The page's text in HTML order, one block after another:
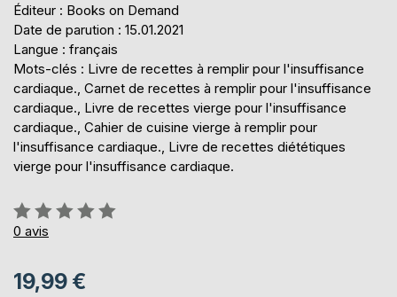
Éditeur : Books on Demand
Date de parution : 15.01.2021
Langue : français
Mots-clés : Livre de recettes à remplir pour l'insuffisance
cardiaque., Carnet de recettes à remplir pour l'insuffisance
cardiaque., Livre de recettes vierge pour l'insuffisance
cardiaque., Cahier de cuisine vierge à remplir pour
l'insuffisance cardiaque., Livre de recettes diététiques
vierge pour l'insuffisance cardiaque.
Évaluation:
0%
0 avis
19,99 €